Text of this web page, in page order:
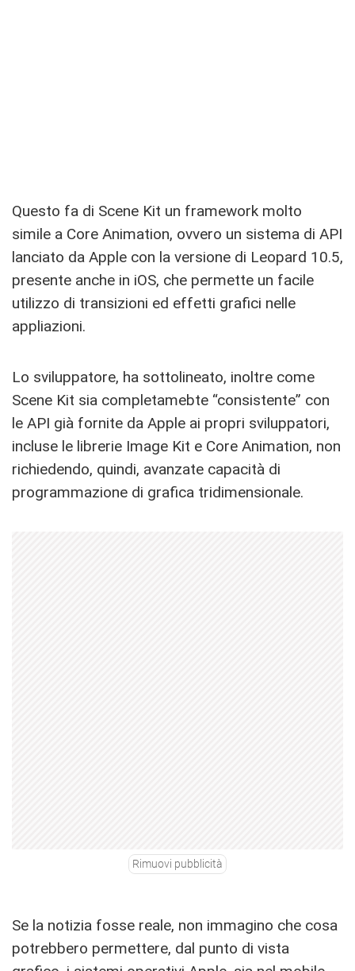
Questo fa di Scene Kit un framework molto
simile a Core Animation, ovvero un sistema di API
lanciato da Apple con la versione di Leopard 10.5,
presente anche in iOS, che permette un facile
utilizzo di transizioni ed effetti grafici nelle
appliazioni.
Lo sviluppatore, ha sottolineato, inoltre come
Scene Kit sia completamebte “consistente” con
le API già fornite da Apple ai propri sviluppatori,
incluse le librerie Image Kit e Core Animation, non
richiedendo, quindi, avanzate capacità di
programmazione di grafica tridimensionale.
Rimuovi pubblicità
Se la notizia fosse reale, non immagino che cosa
potrebbero permettere, dal punto di vista